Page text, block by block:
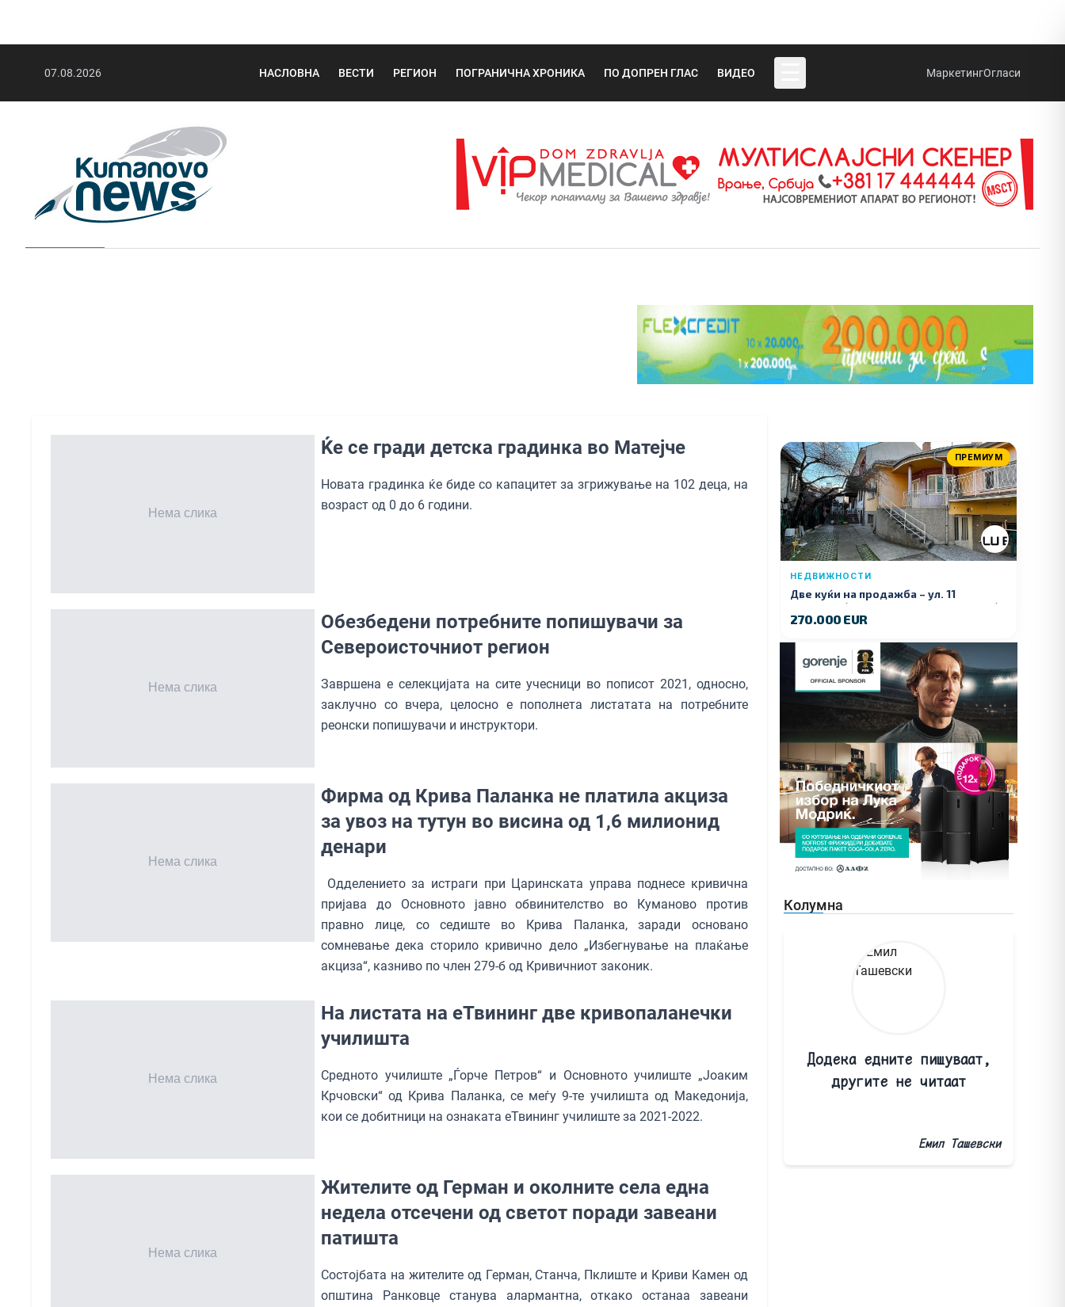
07.08.2026 НАСЛОВНА ВЕСТИ РЕГИОН ПОГРАНИЧНА ХРОНИКА ПО ДОПРЕН ГЛАС ВИДЕО МаркетингОгласи
Ќе се гради детска градинка во Матејче
Новата градинка ќе биде со капацитет за згрижување на 102 деца, на
возраст од 0 до 6 години.
Обезбедени потребните попишувачи за
Североисточниот регион
Завршена е селекцијата на сите учесници во пописот 2021, односно,
заклучно со вчера, целосно е пополнета листатата на потребните
реонски попишувачи и инструктори.
Фирма од Крива Паланка не платила акциза
за увоз на тутун во висина од 1,6 милионид
денари
Одделението за истраги при Царинската управа поднесе кривична
пријава до Основното јавно обвинителство во Куманово против
правно лице, со седиште во Крива Паланка, заради основано
сомневање дека сторило кривично дело „Избегнување на плаќање
акциза“, казниво по член 279-б од Кривичниот законик.
На листата на еТвининг две кривопаланечки
училишта
Средното училиште „Ѓорче Петров“ и Основното училиште „Јоаким
Крчовски“ од Крива Паланка, се меѓу 9-те училишта од Македонија,
кои се добитници на ознаката еТвининг училиште за 2021-2022.
Жителите од Герман и околните села една
недела отсечени од светот поради завеани
патишта
Состојбата на жителите од Герман, Станча, Пклиште и Криви Камен од
општина Ранковце станува алармантна, откако останаа завеани
ПРЕМИУМ
НЕДВИЖНОСТИ
Две куќи на продажба – ул. 11
Ноември (Наспроти Селман Туризам)
270.000 EUR
Колумна
Додека едните пишуваат,
другите не читаат
Емил Ташевски